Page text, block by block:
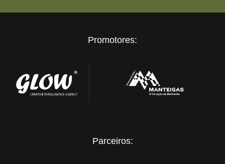
Promotores:
Parceiros: